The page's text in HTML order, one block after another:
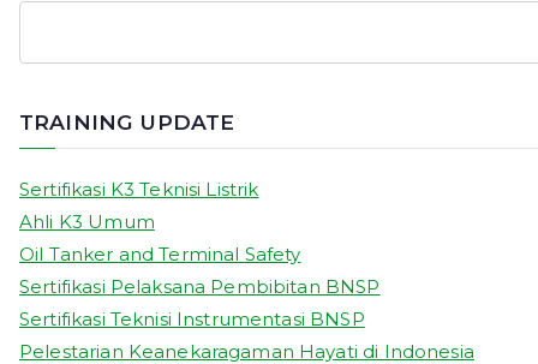
TRAINING UPDATE
Sertifikasi K3 Teknisi Listrik
Ahli K3 Umum
Oil Tanker and Terminal Safety
Sertifikasi Pelaksana Pembibitan BNSP
Sertifikasi Teknisi Instrumentasi BNSP
Pelestarian Keanekaragaman Hayati di Indonesia